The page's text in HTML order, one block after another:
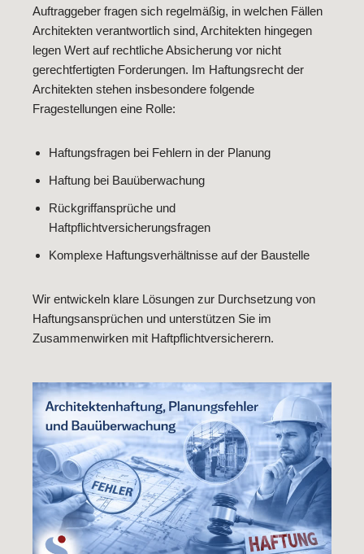
Auftraggeber fragen sich regelmäßig, in welchen Fällen
Architekten verantwortlich sind, Architekten hingegen
legen Wert auf rechtliche Absicherung vor nicht
gerechtfertigten Forderungen. Im Haftungsrecht der
Architekten stehen insbesondere folgende
Fragestellungen eine Rolle:
Haftungsfragen bei Fehlern in der Planung
Haftung bei Bauüberwachung
Rückgriffansprüche und
Haftpflichtversicherungsfragen
Komplexe Haftungsverhältnisse auf der Baustelle
Wir entwickeln klare Lösungen zur Durchsetzung von
Haftungsansprüchen und unterstützen Sie im
Zusammenwirken mit Haftpflichtversicherern.